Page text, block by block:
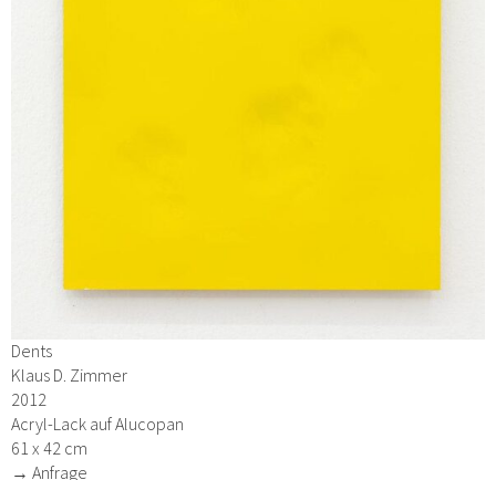
Dents
Klaus D. Zimmer
2012
Acryl-Lack auf Alucopan
61 x 42 cm
→ Anfrage